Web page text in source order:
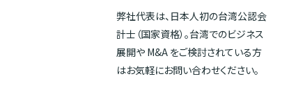
弊社代表は、日本人初の台湾公認会
計士（国家資格）。台湾でのビジネス
展開や M&A をご検討されている方
はお気軽にお問い合わせください。